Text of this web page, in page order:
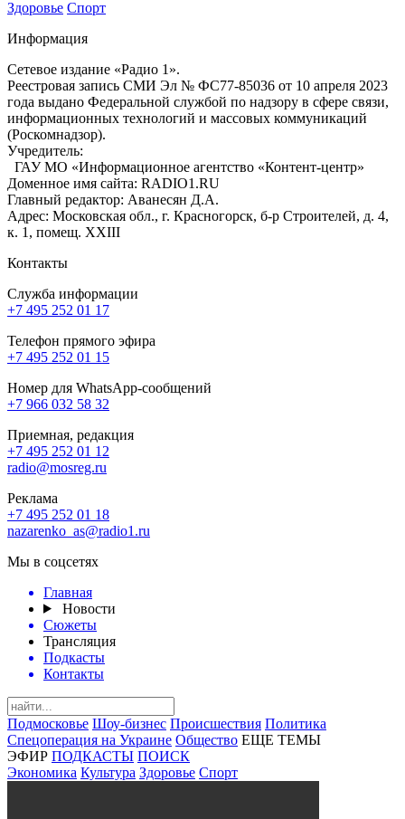
Здоровье Спорт
Информация
Сетевое издание «Радио 1».
Реестровая запись СМИ Эл № ФС77-85036 от 10 апреля 2023
года выдано Федеральной службой по надзору в сфере связи,
информационных технологий и массовых коммуникаций
(Роскомнадзор).
Учредитель:
ГАУ МО «Информационное агентство «Контент-центр»
Доменное имя сайта: RADIO1.RU
Главный редактор: Аванесян Д.А.
Адрес: Московская обл., г. Красногорск, б-р Строителей, д. 4,
к. 1, помещ. XXIII
Контакты
Служба информации
+7 495 252 01 17
Телефон прямого эфира
+7 495 252 01 15
Номер для WhatsApp-сообщений
+7 966 032 58 32
Приемная, редакция
+7 495 252 01 12
radio@mosreg.ru
Реклама
+7 495 252 01 18
nazarenko_as@radio1.ru
Мы в соцсетях
Главная
Новости
Сюжеты
Трансляция
Подкасты
Контакты
Подмосковье Шоу-бизнес Происшествия Политика
Спецоперация на Украине Общество ЕЩЕ ТЕМЫ
ЭФИР ПОДКАСТЫ ПОИСК
Экономика Культура Здоровье Спорт